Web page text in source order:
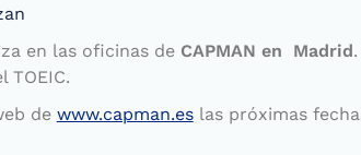
en las oficinas de CAPMAN en Madrid
TOEIC.
de www.capman.eslas próximas